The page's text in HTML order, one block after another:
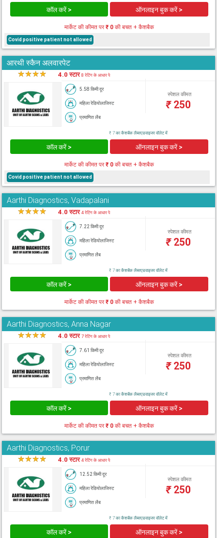
कॉल करें > ऑनलाइन बुक करें >
मार्केट की कीमत पर₹ 0की बचत + कैशबैक
Covid positive patient not allowed
आरथी स्कैन अलवारपेट
★★★★ 4.0 स्टार8 रेटिंग के आधार पे
5.58 किमी दूर
महिला रेडियोलाजिस्ट
प्रमाणित लैब
स्पेशल कीमत
₹250
₹ 7 का कैशबैक लैब्सएडवाइजर वॉलेट में
कॉल करें > ऑनलाइन बुक करें >
मार्केट की कीमत पर₹ 0की बचत + कैशबैक
Covid positive patient not allowed
Aarthi Diagnostics, Vadapalani
★★★★ 4.0 स्टार4 रेटिंग के आधार पे
7.22 किमी दूर
महिला रेडियोलाजिस्ट
प्रमाणित लैब
स्पेशल कीमत
₹250
₹ 7 का कैशबैक लैब्सएडवाइजर वॉलेट में
कॉल करें > ऑनलाइन बुक करें >
मार्केट की कीमत पर₹ 0की बचत + कैशबैक
Aarthi Diagnostics, Anna Nagar
★★★★ 4.0 स्टार7 रेटिंग के आधार पे
7.61 किमी दूर
महिला रेडियोलाजिस्ट
प्रमाणित लैब
स्पेशल कीमत
₹250
₹ 7 का कैशबैक लैब्सएडवाइजर वॉलेट में
कॉल करें > ऑनलाइन बुक करें >
मार्केट की कीमत पर₹ 0की बचत + कैशबैक
Aarthi Diagnostics, Porur
★★★★ 4.0 स्टार4 रेटिंग के आधार पे
12.52 किमी दूर
महिला रेडियोलाजिस्ट
प्रमाणित लैब
स्पेशल कीमत
₹250
₹ 7 का कैशबैक लैब्सएडवाइजर वॉलेट में
कॉल करें > ऑनलाइन बुक करें >